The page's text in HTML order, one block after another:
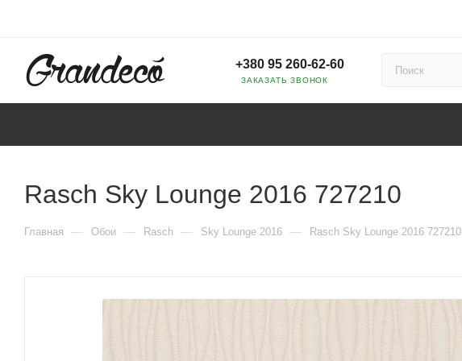
+380 95 260-62-60
ЗАКАЗАТЬ ЗВОНОК
Rasch Sky Lounge 2016 727210
Главная — Обои — Rasch — Sky Lounge 2016 — Rasch Sky Lounge 2016 727210